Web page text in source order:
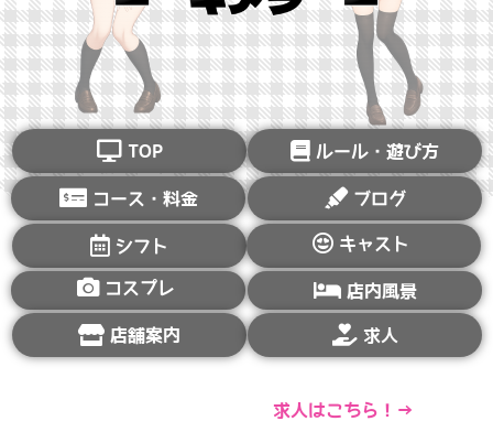
TOP ルール・遊び方
コース・料金 ブログ
シフト キャスト
コスプレ 店内風景
店舗案内 求人
求人はこちら！→